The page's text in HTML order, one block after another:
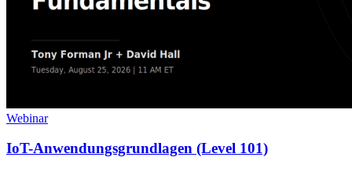
Webinar
IoT-Anwendungsgrundlagen (Level 101)